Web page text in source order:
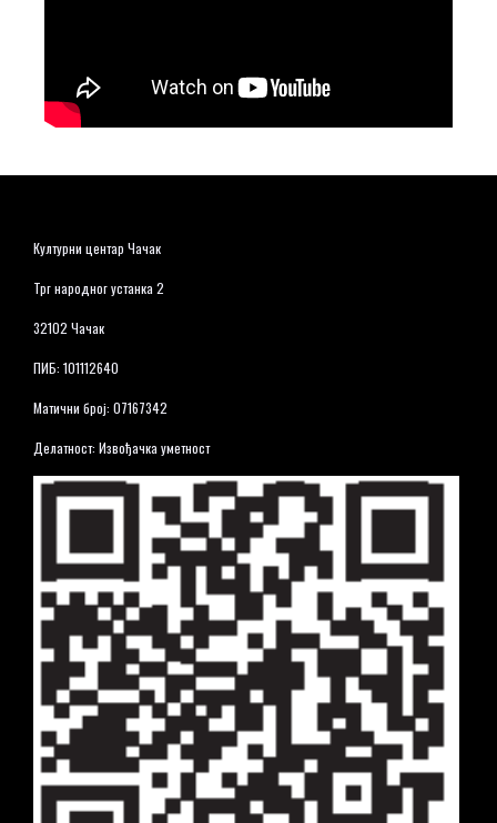
Културни центар Чачак
Трг народног устанка 2
32102 Чачак
ПИБ: 101112640
Матични број: 07167342
Делатност: Извођачка уметност